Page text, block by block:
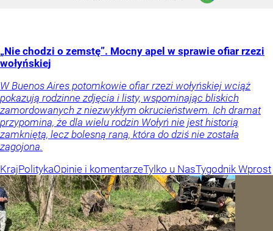
„Nie chodzi o zemstę”. Mocny apel w sprawie ofiar rzezi
wołyńskiej
W Buenos Aires potomkowie ofiar rzezi wołyńskiej wciąż
pokazują rodzinne zdjęcia i listy, wspominając bliskich
zamordowanych z niezwykłym okrucieństwem. Ich dramat
przypomina, że dla wielu rodzin Wołyń nie jest historią
zamkniętą, lecz bolesną raną, która do dziś nie została
zagojona.
KrajPolitykaOpinie i komentarzeTylko u NasTygodnik Wprost